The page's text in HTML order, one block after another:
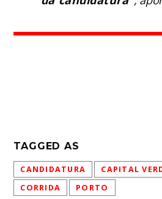
TAGGED AS
CANDIDATURA
CAPITAL
CORRIDA
PORTO